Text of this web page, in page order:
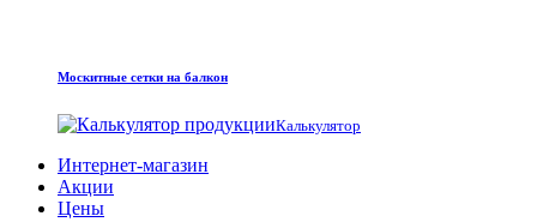
Москитные сетки на балкон
Калькулятор
Интернет-магазин
Акции
Цены